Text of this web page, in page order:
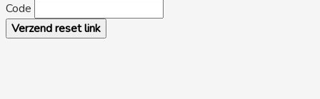
Code
Verzend reset link